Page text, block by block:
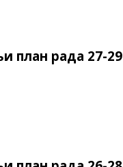
план рада 27-29